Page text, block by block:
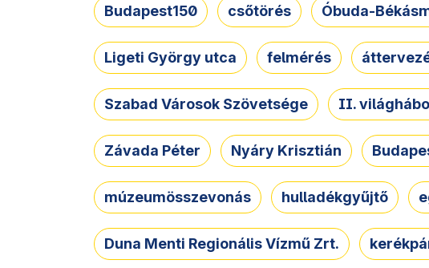
Budapest150 csőtörés Óbuda-
Ligeti György utca felmérés
Szabad Városok Szövetsége II.
Závada Péter Nyáry Krisztián
múzeumösszevonás hulladékgyűjtő
Duna Menti Regionális Vízmű Zrt.